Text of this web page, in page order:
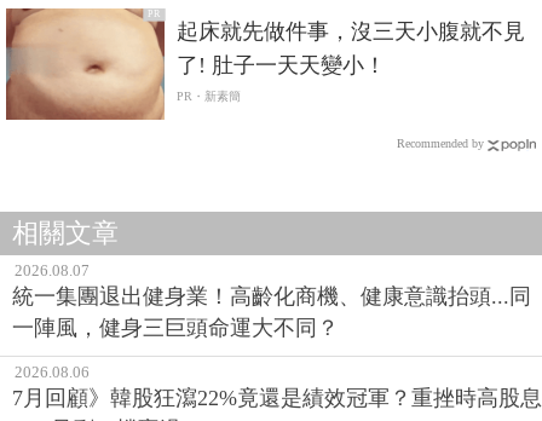
PR
起床就先做件事，沒三天小腹就不見
了! 肚子一天天變小！
PR・新素簡
Recommended by
相關文章
2026.08.07
統一集團退出健身業！高齡化商機、健康意識抬頭...同
一陣風，健身三巨頭命運大不同？
2026.08.06
7月回顧》韓股狂瀉22%竟還是績效冠軍？重挫時高股息